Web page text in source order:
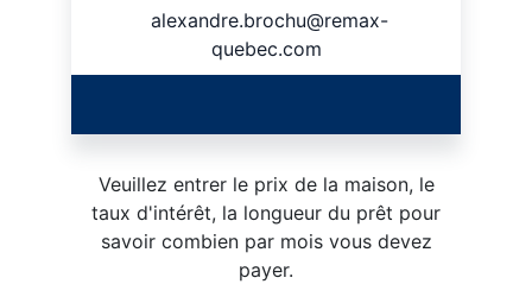
alexandre.brochu@remax-
quebec.com
Veuillez entrer le prix de la maison, le
taux d'intérêt, la longueur du prêt pour
savoir combien par mois vous devez
payer.